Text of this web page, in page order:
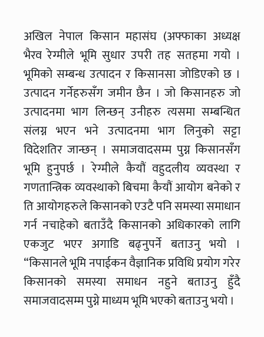
अखिल नेपाल किसान महासंघ (अफ्फाका अध्यक्ष
भैरव रेग्मीले भूमि सुधार उपरी तह सतहमा गयो ।
भूमिको सम्बन्ध उत्पादन र किसानसा जोडिएको छ ।
उत्पादन गर्नेहरुसँग जमीन छैन । जो किसानहरु जो
उत्पादनमा भाग लिन्छन् उनीहरु त्यसमा सम्बन्धित
संलग्न भएन भने उत्पादनमा भाग लिनुको सट्टा
विदेशतिर जान्छन् । समाजवादसम्म पुग्न किसानसँग
भूमि हुनुपर्छ । रेग्मीले कैयौं वहुदलीय व्यवस्था र
गणतान्त्रिक व्यवस्थाको बिचमा कैयौं आयोग बनेको र
ति आयोगहरुले किसानको एउटै पनि समस्या समाधान
गर्न नचाहेको बताउँदै किसानको अधिकारको लागि
एकजुट भएर अगाडि बढ्नुपर्ने बताउनु भयो ।
“किसानले भूमि नपाईकन वैज्ञानिक प्रविधि प्रयोग गरेर
किसानको समस्या समाधन नहुने बताउनु हुँदै
समाजवादसम्म पुग्ने माध्यम भूमि भएको बताउनु भयो ।